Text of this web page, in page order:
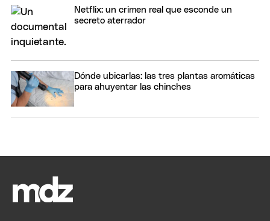
Netflix: un crimen real que esconde un
secreto aterrador
Dónde ubicarlas: las tres plantas aromáticas
para ahuyentar las chinches